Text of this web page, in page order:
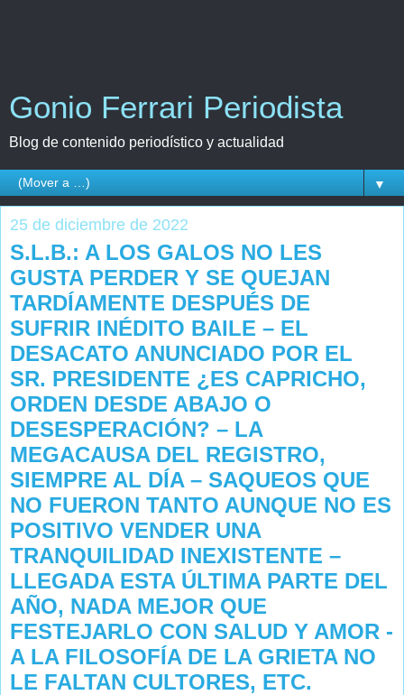
Gonio Ferrari Periodista
Blog de contenido periodístico y actualidad
▼
25 de diciembre de 2022
S.L.B.: A LOS GALOS NO LES
GUSTA PERDER Y SE QUEJAN
TARDÍAMENTE DESPUÉS DE
SUFRIR INÉDITO BAILE – EL
DESACATO ANUNCIADO POR EL
SR. PRESIDENTE ¿ES CAPRICHO,
ORDEN DESDE ABAJO O
DESESPERACIÓN? – LA
MEGACAUSA DEL REGISTRO,
SIEMPRE AL DÍA – SAQUEOS QUE
NO FUERON TANTO AUNQUE NO ES
POSITIVO VENDER UNA
TRANQUILIDAD INEXISTENTE –
LLEGADA ESTA ÚLTIMA PARTE DEL
AÑO, NADA MEJOR QUE
FESTEJARLO CON SALUD Y AMOR -
A LA FILOSOFÍA DE LA GRIETA NO
LE FALTAN CULTORES, ETC.